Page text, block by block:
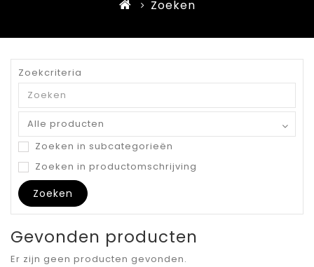
Zoeken
Zoekcriteria
Zoeken in subcategorieën
Zoeken in productomschrijving
Gevonden producten
Er zijn geen producten gevonden.